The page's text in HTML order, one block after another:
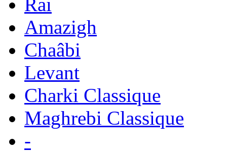
Amazigh
Chaâbi
Levant
Charki Classique
Maghrebi Classique
-